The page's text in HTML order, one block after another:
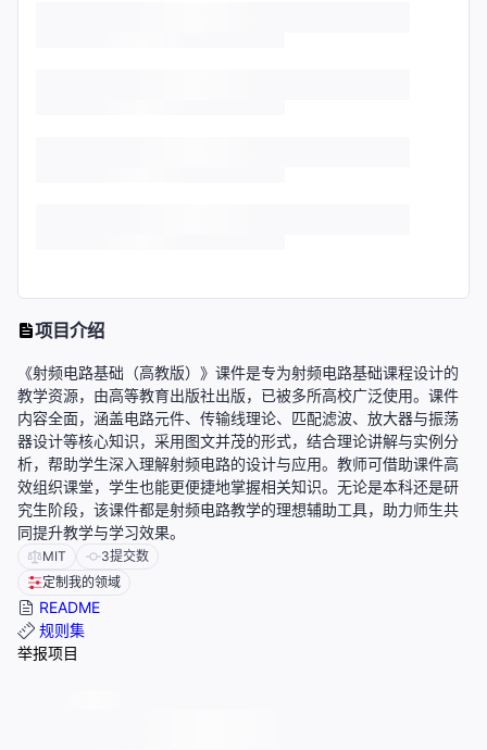
项目介绍
《射频电路基础（高教版）》课件是专为射频电路基础课程设计的
教学资源，由高等教育出版社出版，已被多所高校广泛使用。课件
内容全面，涵盖电路元件、传输线理论、匹配滤波、放大器与振荡
器设计等核心知识，采用图文并茂的形式，结合理论讲解与实例分
析，帮助学生深入理解射频电路的设计与应用。教师可借助课件高
效组织课堂，学生也能更便捷地掌握相关知识。无论是本科还是研
究生阶段，该课件都是射频电路教学的理想辅助工具，助力师生共
同提升教学与学习效果。
MIT 3提交数
定制我的领域
README
规则集
举报项目